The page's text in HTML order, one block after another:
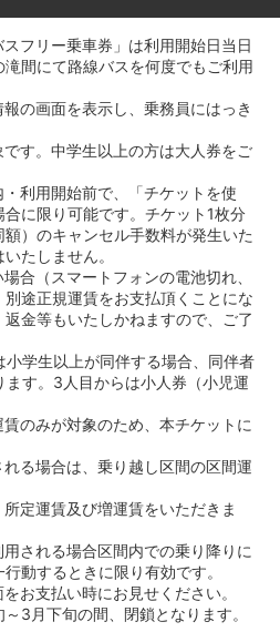
フリー乗車券」は利用開始日当日
間にて路線バスを何度でもご利用
の画面を表示し、乗務員にはっき
す。中学生以上の方は大人券をご
利用開始前で、「チケットを使
に限り可能です。チケット1枚分
）のキャンセル手数料が発生いた
たしません。
合（スマートフォンの電池切れ、
途正規運賃をお支払頂くことにな
金等もいたしかねますので、ご了
学生以上が同伴する場合、同伴者
す。3人目からは小人券（小児運
のみが対象のため、本チケットに
る場合は、乗り越し区間の区間運
定運賃及び増運賃をいただきま
される場合区間内での乗り降りに
動するときに限り有効です。
お支払い時にお見せください。
3月下旬の間、閉鎖となります。